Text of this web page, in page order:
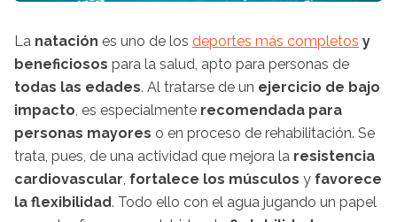
La natación es uno de los deportes más completos y
beneficiosos para la salud, apto para personas de
todas las edades. Al tratarse de un ejercicio de bajo
impacto, es especialmente recomendada para
personas mayores o en proceso de rehabilitación. Se
trata, pues, de una actividad que mejora la resistencia
cardiovascular, fortalece los músculos y favorece
la flexibilidad. Todo ello con el agua jugando un papel